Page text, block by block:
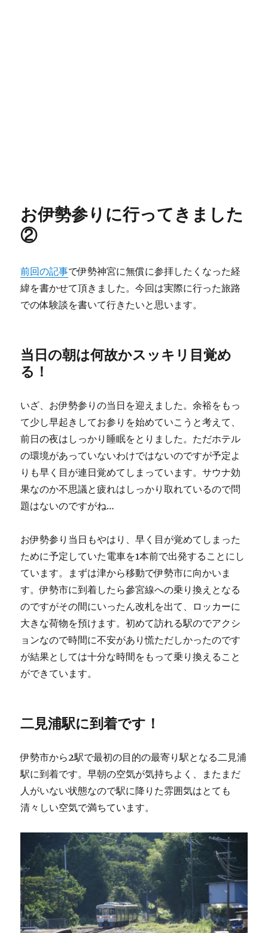
お伊勢参りに行ってきました
②
前回の記事で伊勢神宮に無償に参拝したくなった経
緯を書かせて頂きました。今回は実際に行った旅路
での体験談を書いて行きたいと思います。
当日の朝は何故かスッキリ目覚め
る！
いざ、お伊勢参りの当日を迎えました。余裕をもっ
て少し早起きしてお参りを始めていこうと考えて、
前日の夜はしっかり睡眠をとりました。ただホテル
の環境があっていないわけではないのですが予定よ
りも早く目が連日覚めてしまっています。サウナ効
果なのか不思議と疲れはしっかり取れているので問
題はないのですがね…
お伊勢参り当日もやはり、早く目が覚めてしまった
ために予定していた電車を1本前で出発することにし
ています。まずは津から移動で伊勢市に向かいま
す。伊勢市に到着したら參宮線への乗り換えとなる
のですがその間にいったん改札を出て、ロッカーに
大きな荷物を預けます。初めて訪れる駅のでアクシ
ョンなので時間に不安があり慌ただしかったのです
が結果としては十分な時間をもって乗り換えること
ができています。
二見浦駅に到着です！
伊勢市から2駅で最初の目的の最寄り駅となる二見浦
駅に到着です。早朝の空気が気持ちよく、またまだ
人がいない状態なので駅に降りた雰囲気はとても
清々しい空気で満ちています。